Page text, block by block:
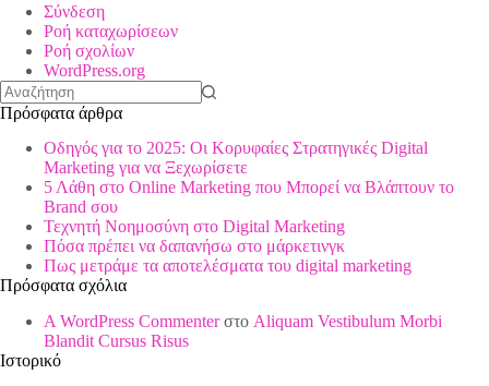
Σύνδεση
Ροή καταχωρίσεων
Ροή σχολίων
WordPress.org
No
Πρόσφατα άρθρα
Οδηγός για το 2025: Οι Κορυφαίες Στρατηγικές Digital
Marketing για να Ξεχωρίσετε
5 Λάθη στο Online Marketing που Μπορεί να Βλάπτουν το
Brand σου
Τεχνητή Νοημοσύνη στο Digital Marketing
Πόσα πρέπει να δαπανήσω στο μάρκετινγκ
Πως μετράμε τα αποτελέσματα του digital marketing
Πρόσφατα σχόλια
A WordPress Commenterστο Aliquam Vestibulum Morbi
Blandit Cursus Risus
Ιστορικό